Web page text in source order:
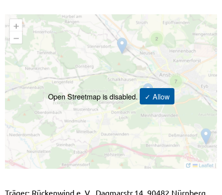
Open Streetmap is disabled. ✓ Allow
Träger: Rückenwind e. V., Dagmarstr.14, 90482 Nürnberg,